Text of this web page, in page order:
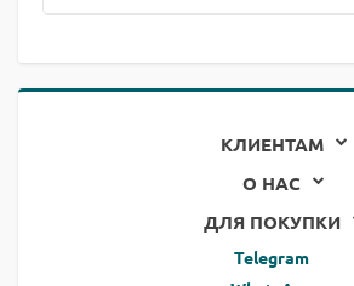
КЛИЕНТАМ
О НАС
ДЛЯ ПОКУПКИ
Telegram